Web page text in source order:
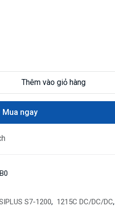
Thêm vào giỏ hàng
Mua ngay
S7-1200, 1215C DC/DC/DC,